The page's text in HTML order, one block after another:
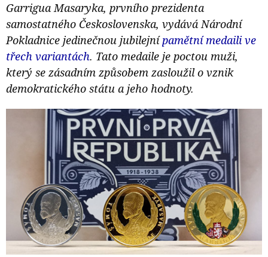
Garrigua Masaryka, prvního prezidenta
samostatného Československa, vydává Národní
Pokladnice jedinečnou jubilejnípamětní medaili ve
třech variantách. Tato medaile je poctou muži,
který se zásadním způsobem zasloužil o vznik
demokratického státu a jeho hodnoty.